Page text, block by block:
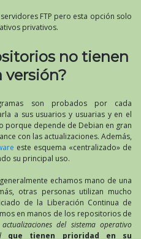
FTP pero esta opción solo
privativos.
no tienen
son probados por cada
a sus usuarios y usuarias y en el
porque depende de Debian en gran
con las actualizaciones. Además,
este esquema «centralizado» de
su principal uso.
echamos mano de una
otras personas utilizan mucho
de la Liberación Continua de
en manos de los repositorios de
del sistema operativo
que tienen prioridad en su